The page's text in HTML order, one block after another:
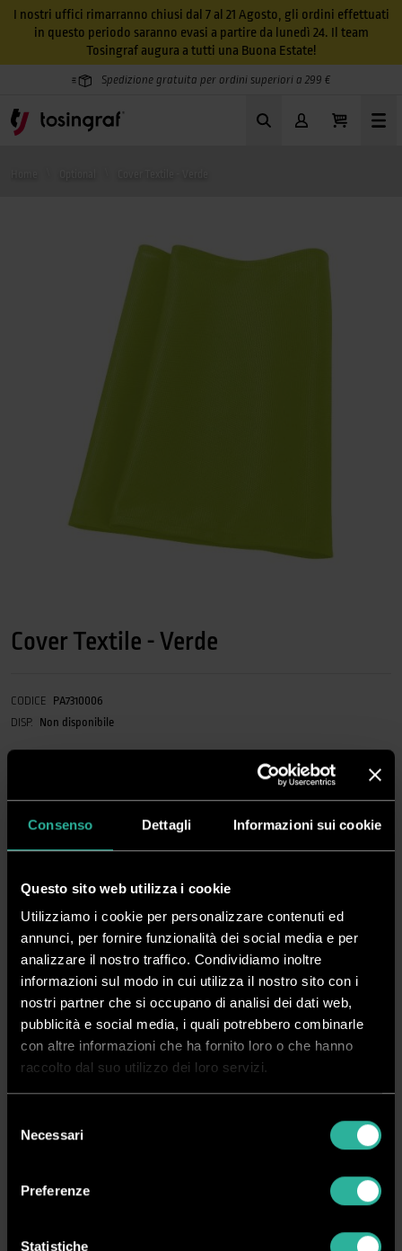
Consenso Dettagli Informazioni sui cookie
Questo sito web utilizza i cookie
Utilizziamo i cookie per personalizzare contenuti ed
annunci, per fornire funzionalità dei social media e per
analizzare il nostro traffico. Condividiamo inoltre
informazioni sul modo in cui utilizza il nostro sito con i
nostri partner che si occupano di analisi dei dati web,
pubblicità e social media, i quali potrebbero combinarle
con altre informazioni che ha fornito loro o che hanno
raccolto dal suo utilizzo dei loro servizi.
delNecessari
Preferenze
Statistiche
I nostri uffici rimarranno chiusi dal 7 al 21 Agosto, gli ordini effettuati
in questo periodo saranno evasi a partire da lunedì 24. Il team
Tosingraf augura a tutti una Buona Estate!
Spedizione gratuita per ordini superiori a 299 €
Cover Textile - Verde
CODICE
PA7310006
DISP.
Non disponibile
Cover in tessuto lavabile realizzata con materiali di alta qualità.Utile
anche come prefiltro aggiuntivo.Accessorio opzionale disponibile in
sette colori.
Continua a leggere
Non disponibile
Richiedi Informazioni
Crea ora il tuo account
Vedi i prezzi, acquista online e gestisci i tuoi ordini in tutta
semplicità
Spedizione rapida in 24/48 ore dall’ordine